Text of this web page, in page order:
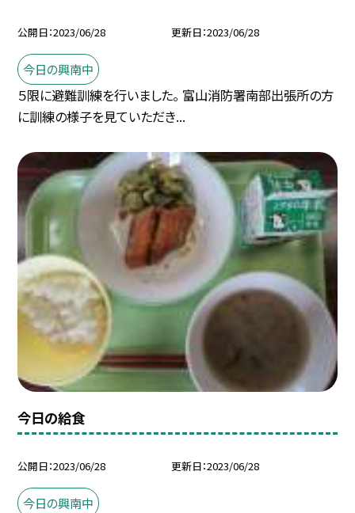
公開日 2023/06/28 更新日 2023/06/28
今日の興南中
５限に避難訓練を行いました。 富山消防署南部出張所の方
に訓練の様子を見ていただき...
今日の給食
公開日 2023/06/28 更新日 2023/06/28
今日の興南中